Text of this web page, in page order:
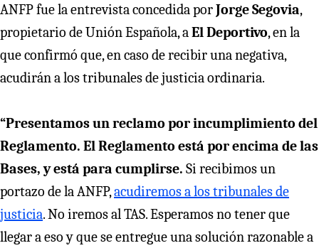
ANFP fue la entrevista concedida porJorge Segovia,
propietario de Unión Española, a El Deportivo, en la
que confirmó que, en caso de recibir una negativa,
acudirán a los tribunales de justicia ordinaria.
“Presentamos un reclamo por incumplimiento del
Reglamento. El Reglamento está por encima de las
Bases, y está para cumplirse. Si recibimos un
portazo de la ANFP,acudiremos a los tribunales de
justicia. No iremos al TAS. Esperamos no tener que
llegar a eso y que se entregue una solución razonable a